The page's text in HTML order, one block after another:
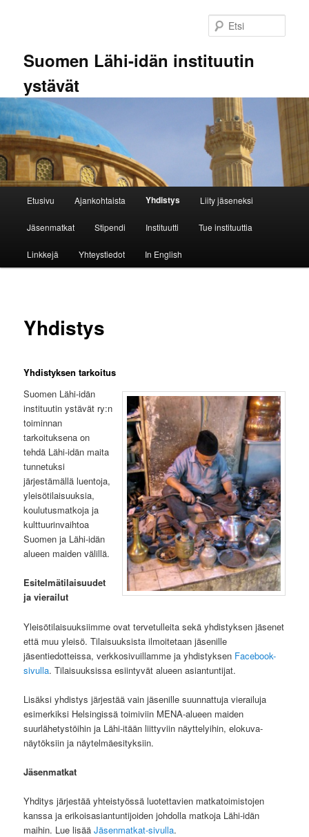
Suomen Lähi-idän instituutin
ystävät
Etusivu Ajankohtaista Yhdistys Liity jäseneksi
Jäsenmatkat Stipendi Instituutti Tue instituuttia
Linkkejä Yhteystiedot In English
Yhdistys
Yhdistyksen tarkoitus
Suomen Lähi-idän
instituutin ystävät ry:n
toiminnan
tarkoituksena on
tehdä Lähi-idän maita
tunnetuksi
järjestämällä luentoja,
yleisötilaisuuksia,
koulutusmatkoja ja
kulttuurinvaihtoa
Suomen ja Lähi-idän
alueen maiden välillä.
Esitelmätilaisuudet
ja vierailut
Yleisötilaisuuksiimme ovat tervetulleita sekä yhdistyksen jäsenet
että muu yleisö. Tilaisuuksista ilmoitetaan jäsenille
jäsentiedotteissa, verkkosivuillamme ja yhdistyksen Facebook-
sivulla. Tilaisuuksissa esiintyvät alueen asiantuntijat.
Lisäksi yhdistys järjestää vain jäsenille suunnattuja vierailuja
esimerkiksi Helsingissä toimiviin MENA-alueen maiden
suurlähetystöihin ja Lähi-itään liittyviin näyttelyihin, elokuva-
näytöksiin ja näytelmäesityksiin.
Jäsenmatkat
Yhditys järjestää yhteistyössä luotettavien matkatoimistojen
kanssa ja erikoisasiantuntijoiden johdolla matkoja Lähi-idän
maihin. Lue lisääJäsenmatkat-sivulla.